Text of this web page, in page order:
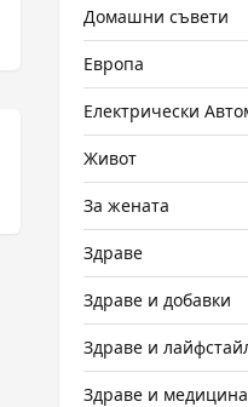
Домашни съвети
Европа
Електрически
Живот
За жената
Здраве
Здраве и добавки
Здраве и
Здраве и медицина